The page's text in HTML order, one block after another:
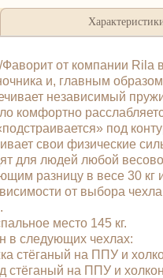
Фаворит от компании
и, главным
независимый
комфортно
под
свои физические
для людей любой
разницу в весе 30 кг
от выбора
место 145 кг.
в следующих чехлах:
стёганый на ППУ и
стёганый на ППУ и